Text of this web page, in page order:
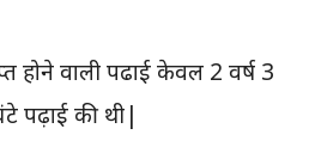
वाली पढाई केवल 2 वर्ष 3
पढ़ाई की थी|